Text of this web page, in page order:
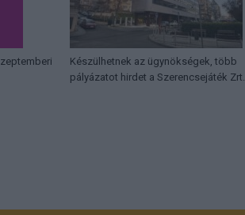
Készülhetnek az ügynökségek, több
pályázatot hirdet a Szerencsejáték Zrt.